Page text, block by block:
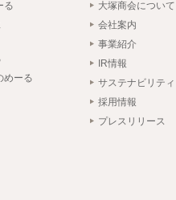
る
めーる
大塚商会について
会社案内
事業紹介
IR情報
サステナビリティ
採用情報
プレスリリース